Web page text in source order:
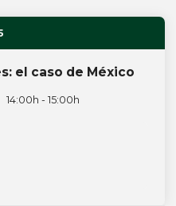
el caso de México
14:00h - 15:00h